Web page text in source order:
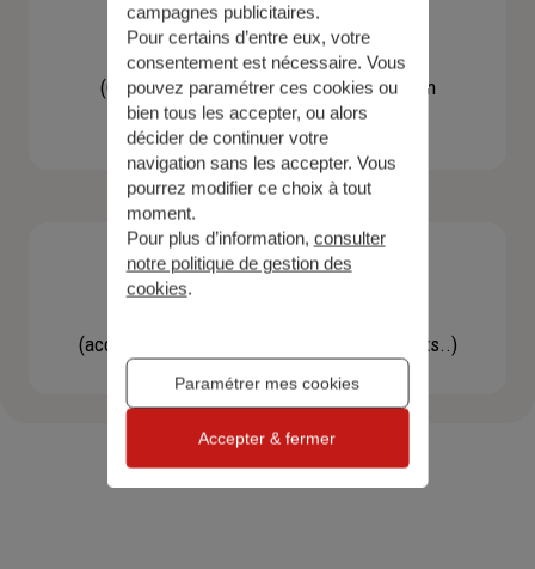
Contacter un agent
(Obtenir un devis, une information, faire un
bilan...)
(accéder à l'espace client, gérer mes contrats..)
campagnes publicitaires.
Pour certains d’entre eux, votre
consentement est nécessaire. Vous
pouvez paramétrer ces cookies ou
bien tous les accepter, ou alors
décider de continuer votre
navigation sans les accepter. Vous
pourrez modifier ce choix à tout
moment.
Pour plus d’information, consulter
notre politique de gestion des
cookies.
Paramétrer mes cookies
Accepter & fermer